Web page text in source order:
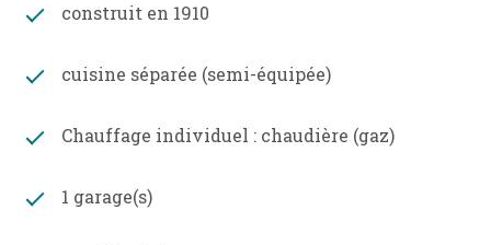
construit en 1910
cuisine séparée (semi-équipée)
Chauffage individuel : chaudière (gaz)
1 garage(s)